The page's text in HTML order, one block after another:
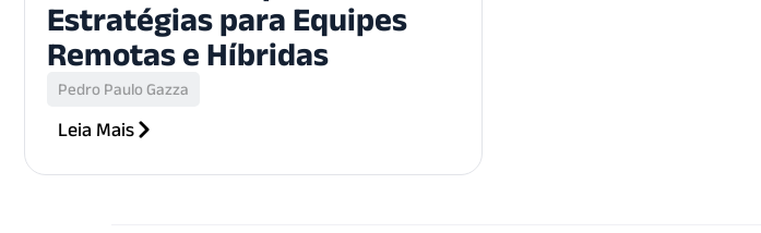
Estratégias para Equipes
Remotas e Híbridas
Pedro Paulo Gazza
Leia Mais